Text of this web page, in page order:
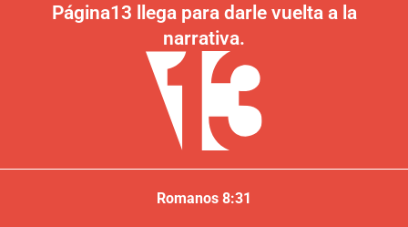
Página13 llega para darle vuelta a la
narrativa.
Romanos 8:31